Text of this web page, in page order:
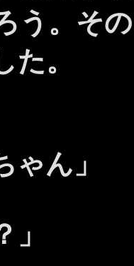
う。そ
。
ゃん」
」